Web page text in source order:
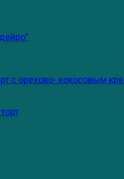
с орехово- кокосовым